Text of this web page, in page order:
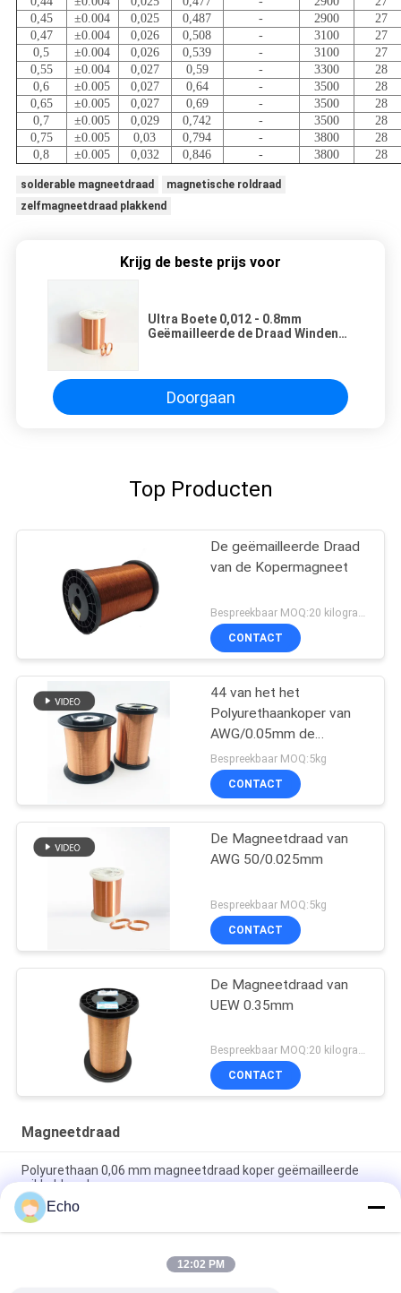
0,45
±0.004 0,025 0,487 - 2900
27
0,47
±0.004 0,026 0,508 - 3100
27
0,5
±0.004 0,026 0,539 - 3100
27
0,55
±0.004 0,027 0,59 - 3300
28
0,6
±0.005 0,027 0,64 - 3500
28
0,65
±0.005 0,027 0,69 - 3500
28
0,7
±0.005 0,029 0,742 - 3500
28
0,75
±0.005 0,03 0,794 - 3800
28
0,8
±0.005 0,032 0,846 - 3800 28
solderable magneetdraad
magnetische roldraad
zelfmagneetdraad plakkend
Krijg de beste prijs voor
Ultra Boete 0,012 - 0.8mm
Geëmailleerde de Draad Windende
Doorgaan
Top Producten
De geëmailleerde Draad
van de Kopermagneet
Bespreekbaar MOQ:20 kilogram/Kilogram
CONTACT
44 van het het
Polyurethaankoper van
AWG/0.05mm de
Magneetdraad
Bespreekbaar MOQ:5kg
CONTACT
De Magneetdraad van
AWG 50/0.025mm
Bespreekbaar MOQ:5kg
CONTACT
De Magneetdraad van
UEW 0.35mm
Bespreekbaar MOQ:20 kilogram/Kilogram
CONTACT
Magneetdraad
Polyurethaan 0,06 mm magneetdraad koper geëmailleerde
wikkeldraad
0.15mm gelaagd koperen wikkeldraad gelaagd draad
meetgrafiek
de 0.036mm Geëmailleerde Draad van de Kopermagneet voor
Echo
12:02 PM